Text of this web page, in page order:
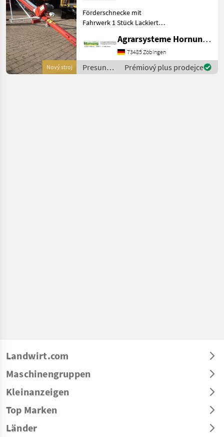
Nový stroj
Förderschnecke mit
Fahrwerk 1 Stück Lackierte
12.30 m – Durchmesser 200
mm - Leistung 50 t
Agrarsysteme Hornung GmbH & Co. KG
73485 Zöbingen
Presun
materiálu
Prémiový plus prodejce
Landwirt.com
Maschinengruppen
Kleinanzeigen
Top Marken
Länder